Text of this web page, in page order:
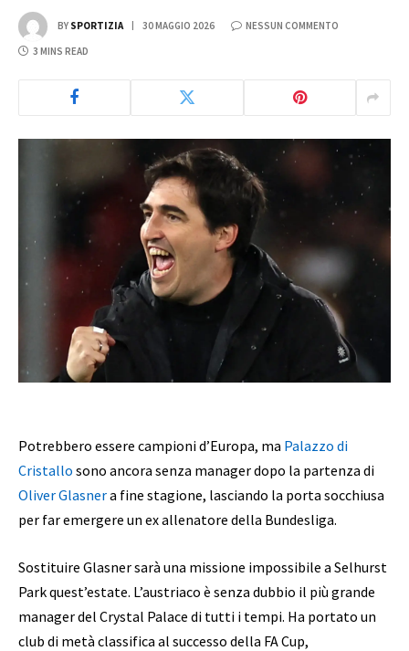
BY SPORTIZIA 30 MAGGIO 2026 NESSUN COMMENTO
3 MINS READ
Potrebbero essere campioni d’Europa, ma Palazzo di
Cristallo sono ancora senza manager dopo la partenza di
Oliver Glasnera fine stagione, lasciando la porta socchiusa
per far emergere un ex allenatore della Bundesliga.
Sostituire Glasner sarà una missione impossibile a Selhurst
Park quest’estate. L’austriaco è senza dubbio il più grande
manager del Crystal Palace di tutti i tempi. Ha portato un
club di metà classifica al successo della FA Cup,